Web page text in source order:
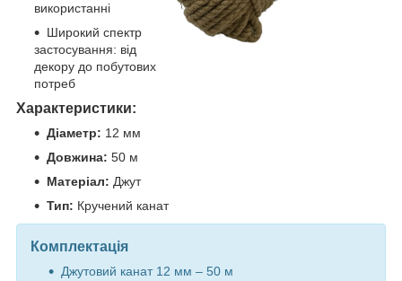
використанні
Широкий спектр
застосування: від
декору до побутових
потреб
Характеристики:
Діаметр: 12 мм
Довжина: 50 м
Матеріал: Джут
Тип: Кручений канат
Комплектація
Джутовий канат 12 мм – 50 м